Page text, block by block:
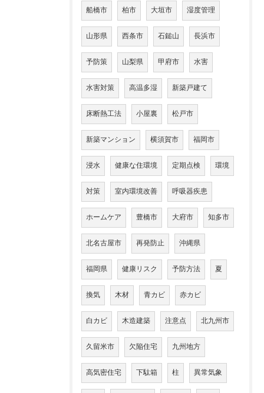
船橋市 柏市 大垣市 湿度管理
山形県 西条市 石鎚山 長浜市
予防策 山梨県 甲府市 水害
水害対策 高温多湿 新築戸建て
床断熱工法 小屋裏 松戸市
新築マンション 横須賀市 福岡市
浸水 健康な住環境 定期点検 環境
対策 室内環境改善 呼吸器疾患
ホームケア 豊橋市 大府市 知多市
北名古屋市 再発防止 沖縄県
福岡県 健康リスク 予防方法 夏
換気 木材 青カビ 赤カビ
白カビ 木造建築 注意点 北九州市
久留米市 欠陥住宅 九州地方
高気密住宅 下駄箱 柱 異常気象